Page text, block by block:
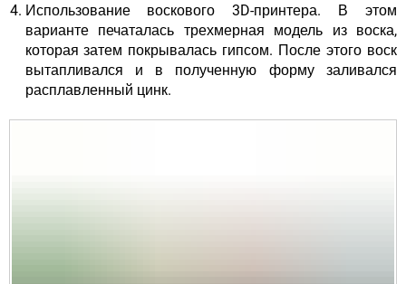
Использование воскового 3D-принтера. В этом
варианте печаталась трехмерная модель из воска,
которая затем покрывалась гипсом. После этого воск
вытапливался и в полученную форму заливался
расплавленный цинк.